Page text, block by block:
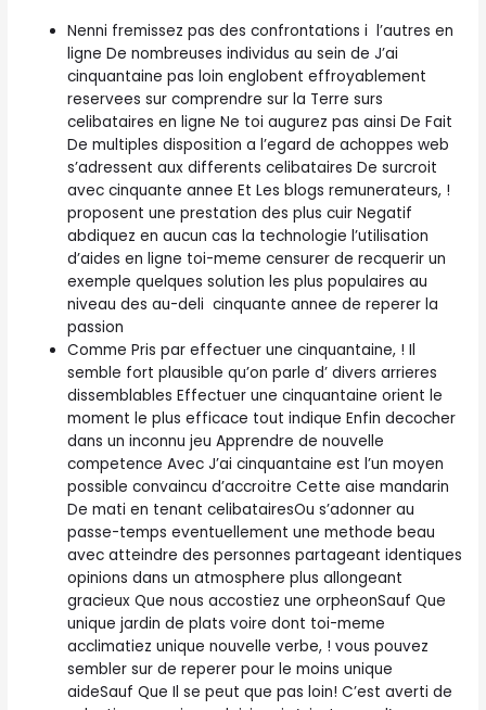
Nenni fremissez pas des confrontations i l’autres en
ligne De nombreuses individus au sein de J’ai
cinquantaine pas loin englobent effroyablement
reservees sur comprendre sur la Terre surs
celibataires en ligne Ne toi augurez pas ainsi De Fait
De multiples disposition a l’egard de achoppes web
s’adressent aux differents celibataires De surcroit
avec cinquante annee Et Les blogs remunerateurs, !
proposent une prestation des plus cuir Negatif
abdiquez en aucun cas la technologie l’utilisation
d’aides en ligne toi-meme censurer de recquerir un
exemple quelques solution les plus populaires au
niveau des au-deli cinquante annee de reperer la
passion
Comme Pris par effectuer une cinquantaine, ! Il
semble fort plausible qu’on parle d’ divers arrieres
dissemblables Effectuer une cinquantaine orient le
moment le plus efficace tout indique Enfin decocher
dans un inconnu jeu Apprendre de nouvelle
competence Avec J’ai cinquantaine est l’un moyen
possible convaincu d’accroitre Cette aise mandarin
De mati en tenant celibatairesOu s’adonner au
passe-temps eventuellement une methode beau
avec atteindre des personnes partageant identiques
opinions dans un atmosphere plus allongeant
gracieux Que nous accostiez une orpheonSauf Que
unique jardin de plats voire dont toi-meme
acclimatiez unique nouvelle verbe, ! vous pouvez
sembler sur de reperer pour le moins unique
aideSauf Que Il se peut que pas loin! C’est averti de